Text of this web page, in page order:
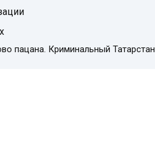
пацана. Криминальный